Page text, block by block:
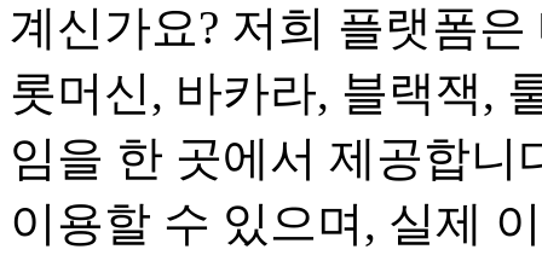
계신가요? 저희 플랫폼
롯머신, 바카라, 블랙잭,
임을 한 곳에서 제공합니
이용할 수 있으며, 실제